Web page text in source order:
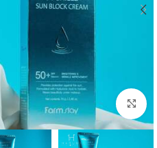
بزرگنمایی تصویر